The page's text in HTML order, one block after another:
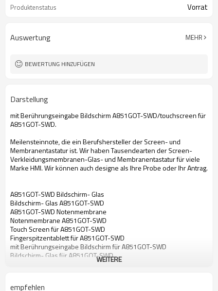
Produktenstatus Vorrat
Auswertung MEHR
BEWERTUNG HINZUFÜGEN
Darstellung
mit Berührungseingabe Bildschirm A851GOT-SWD/touchscreen für
A851GOT-SWD.
Meilensteinnote, die ein Berufshersteller der Screen- und
Membranentastatur ist. Wir haben Tausendearten der Screen-
Verkleidungsmembranen-Glas- und Membranentastatur für viele
Marke HMI. Wir können auch designe als Ihre Probe oder Ihr Antrag.
A851GOT-SWD Bildschirm- Glas
Bildschirm- Glas A851GOT-SWD
A851GOT-SWD Notenmembrane
Notenmembrane A851GOT-SWD
Touch Screen für A851GOT-SWD
Fingerspitzentablett für A851GOT-SWD
mit Berührungseingabe Bildschirm für A851GOT-SWD
Bildschirm- Glas für A851GOT-SWD
Notenmembrane für A851GOT-SWD
WEITERE
empfehlen